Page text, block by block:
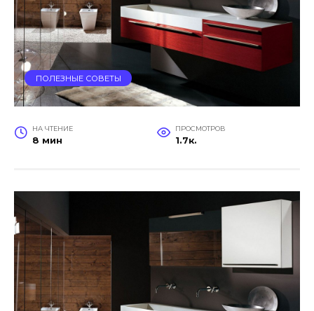
ПОЛЕЗНЫЕ СОВЕТЫ
НА ЧТЕНИЕ
8 мин
ПРОСМОТРОВ
1.7к.